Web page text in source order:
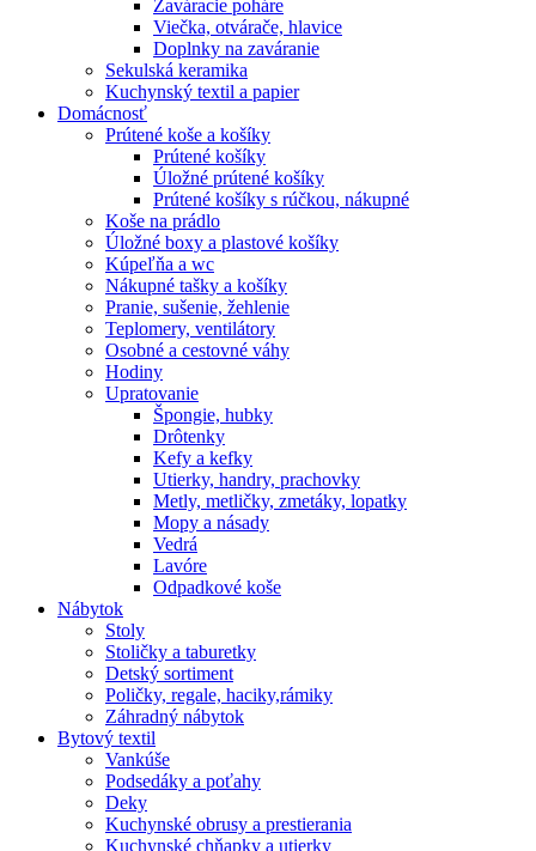
Zaváracie poháre
Viečka, otvárače, hlavice
Doplnky na zaváranie
Sekulská keramika
Kuchynský textil a papier
Domácnosť
Prútené koše a košíky
Prútené košíky
Úložné prútené košíky
Prútené košíky s rúčkou, nákupné
Koše na prádlo
Úložné boxy a plastové košíky
Kúpeľňa a wc
Nákupné tašky a košíky
Pranie, sušenie, žehlenie
Teplomery, ventilátory
Osobné a cestovné váhy
Hodiny
Upratovanie
Špongie, hubky
Drôtenky
Kefy a kefky
Utierky, handry, prachovky
Metly, metličky, zmetáky, lopatky
Mopy a násady
Vedrá
Lavóre
Odpadkové koše
Nábytok
Stoly
Stoličky a taburetky
Detský sortiment
Poličky, regale, haciky,rámiky
Záhradný nábytok
Bytový textil
Vankúše
Podsedáky a poťahy
Deky
Kuchynské obrusy a prestierania
Kuchynské chňapky a utierky